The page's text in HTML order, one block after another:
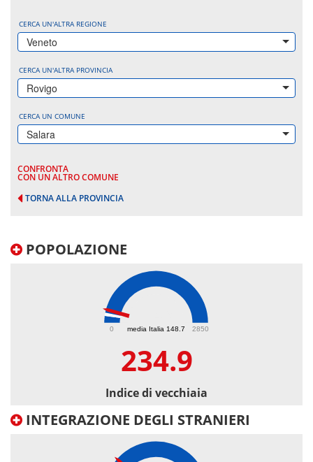
CERCA UN'ALTRA REGIONE
Veneto
CERCA UN'ALTRA PROVINCIA
Rovigo
CERCA UN COMUNE
Salara
CONFRONTA
CON UN ALTRO COMUNE
TORNA ALLA PROVINCIA
POPOLAZIONE
media Italia 148.7
0 2850
234.9
Indice di vecchiaia
INTEGRAZIONE DEGLI STRANIERI